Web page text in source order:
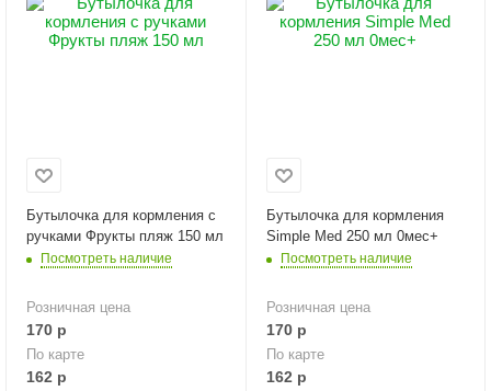
Бутылочка для кормления с
ручками Фрукты пляж 150 мл
Посмотреть наличие
Розничная цена
170 р
По карте
162 р
Бутылочка для кормления
Simple Med 250 мл 0мес+
Посмотреть наличие
Розничная цена
170р
По карте
162 р